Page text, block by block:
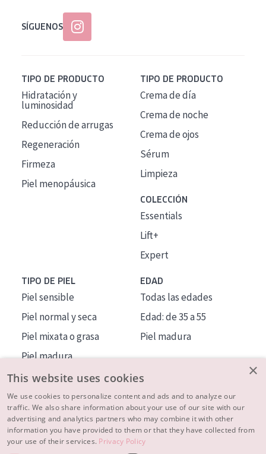
SÍGUENOS
TIPO DE PRODUCTO
Hidratación y
luminosidad
Reducción de arrugas
Regeneración
Firmeza
Piel menopáusica
TIPO DE PRODUCTO
Crema de día
Crema de noche
Crema de ojos
Sérum
Limpieza
COLECCIÓN
Essentials
Lift+
Expert
TIPO DE PIEL
Piel sensible
Piel normal y seca
Piel mixata o grasa
Piel madura
Piel expuesta al sol
Piel menopáusica
EDAD
Todas las edades
Edad: de 35 a 55
Piel madura
MÁS SOBRE NOSOTROS
INSPIRACIÓN
×
This website uses cookies
We use cookies to personalize content and ads and to analyze our
traffic. We also share information about your use of our site with our
advertising and analytics partners who may combine it with other
information you have provided to them or that they have collected from
your use of their services. Privacy Policy